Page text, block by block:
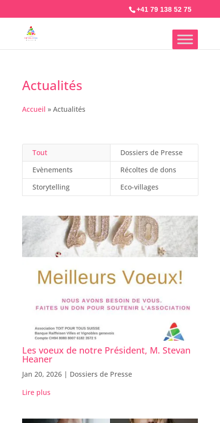
+41 79 138 52 75
Actualités
Accueil » Actualités
Tout
Dossiers de Presse
Evènements
Récoltes de dons
Storytelling
Eco-villages
Les voeux de notre Président, M. Stevan
Heaner
Jan 20, 2026 | Dossiers de Presse
Lire plus